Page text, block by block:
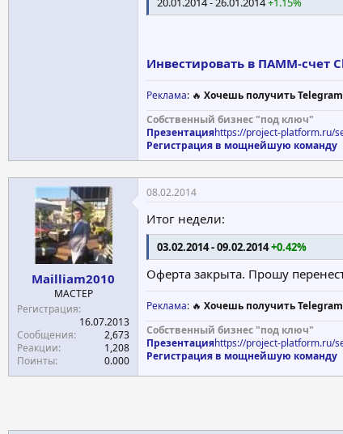
Инвестировать в ПАММ-счет
Реклама: 🔥 Хочешь получить
Собственный бизнес "под ключ"
Презентацияhttps://project-platform.ru/
Регистрация в мощнейшую команду
Mailliam2010
МАСТЕР
Регистрация
16.07.2013
Сообщения
2,673
Реакции
1,208
Поинты
0.000
08.02.2014
Итог недели:
03.02.2014 - 09.02.2014+0.42%
Оферта закрыта. Прошу
Реклама: 🔥 Хочешь получить
Собственный бизнес "под ключ"
Презентацияhttps://project-platform.ru/
Регистрация в мощнейшую команду